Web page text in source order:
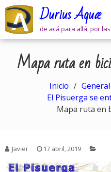
Skip
content
Durius Aquæ
de acá para allá, por
Mapa ruta en
Inicio General
El Pisuerga se
Mapa ruta en
Javier 17 abril, 2019